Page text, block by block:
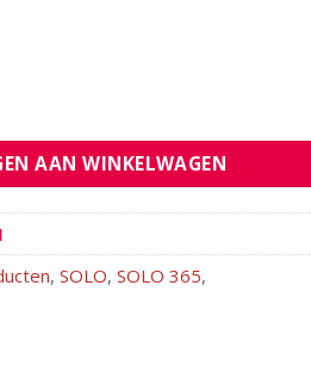
AAN WINKELWAGEN
, SOLO, SOLO 365,